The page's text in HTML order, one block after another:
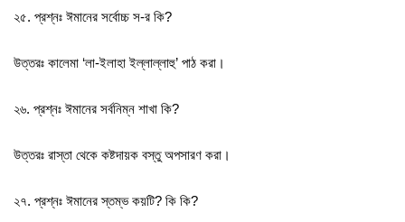
২৫. প্রশ্নঃ ঈমানের সর্বোচ্চ স-র কি?
উত্তরঃ কালেমা ‘লা-ইলাহা ইল্লাল্লাহু’ পাঠ করা।
২৬. প্রশ্নঃ ঈমানের সর্বনিম্ন শাখা কি?
উত্তরঃ রাস্তা থেকে কষ্টদায়ক বস্তু অপসারণ করা।
২৭. প্রশ্নঃ ঈমানের স্তম্ভ কয়টি? কি কি?